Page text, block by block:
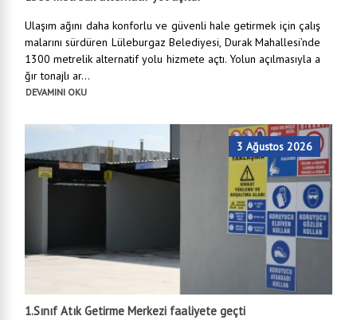
Ulaşım ağını daha konforlu ve güvenli hale getirmek için çalış
malarını sürdüren Lüleburgaz Belediyesi, Durak Mahallesi’nde
1300 metrelik alternatif yolu hizmete açtı. Yolun açılmasıyla a
ğır tonajlı ar...
DEVAMINI OKU
3 Ağustos 2026
1.Sınıf Atık Getirme Merkezi faaliyete geçti